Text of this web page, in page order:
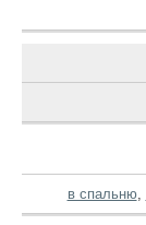
в спальню,